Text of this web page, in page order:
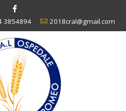
3854894 2018cral@gmail.com